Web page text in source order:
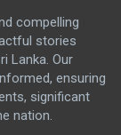
compelling
stories
Lanka. Our
ensuring
significant
nation.